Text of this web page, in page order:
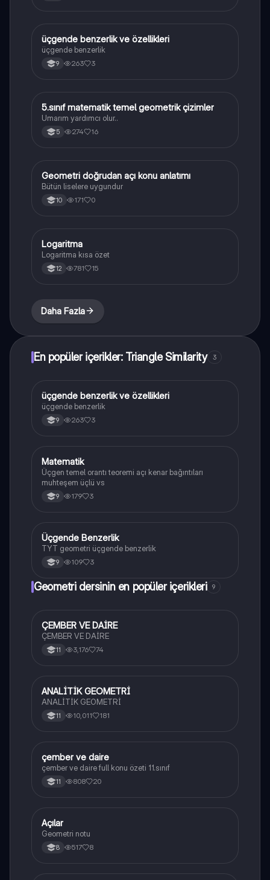
Geometri
üçgende benzerlik ve özellikleri
üçgende benzerlik
9 263 3
Matematik
5.sınıf matematik temel geometrik çizimler
Umarım yardımcı olur..
5 274 16
Geometri
Geometri doğrudan açı konu anlatımı
Bütün liselere uygundur
10 171 0
Matematik
Logaritma
Logaritma kısa özet
12 781 15
Daha Fazla
En popüler içerikler: Triangle Similarity 3
Geometri
üçgende benzerlik ve özellikleri
üçgende benzerlik
9 263 3
Matematik
Matematik
Üçgen temel orantı teoremi açı kenar bağıntıları
muhteşem üçlü vs
9 179 3
Matematik
Üçgende Benzerlik
TYT geometri üçgende benzerlik
9 109 3
Geometri dersinin en popüler içerikleri 9
Geometri
ÇEMBER VE DAİRE
ÇEMBER VE DAİRE
11 3,176 74
Geometri
ANALİTİK GEOMETRİ
ANALİTİK GEOMETRİ
11 10,011 181
Geometri
çember ve daire
çember ve daire full konu özeti 11.sınıf
11 808 20
Geometri
Açılar
Geometri notu
8 517 8